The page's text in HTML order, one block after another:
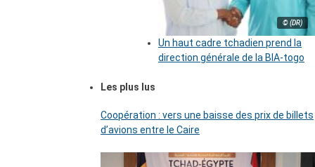
© (DR)
Un haut cadre tchadien prend la
direction générale de la BIA-togo
Les plus lus
Coopération : vers une baisse des prix de billets
d’avions entre le Caire